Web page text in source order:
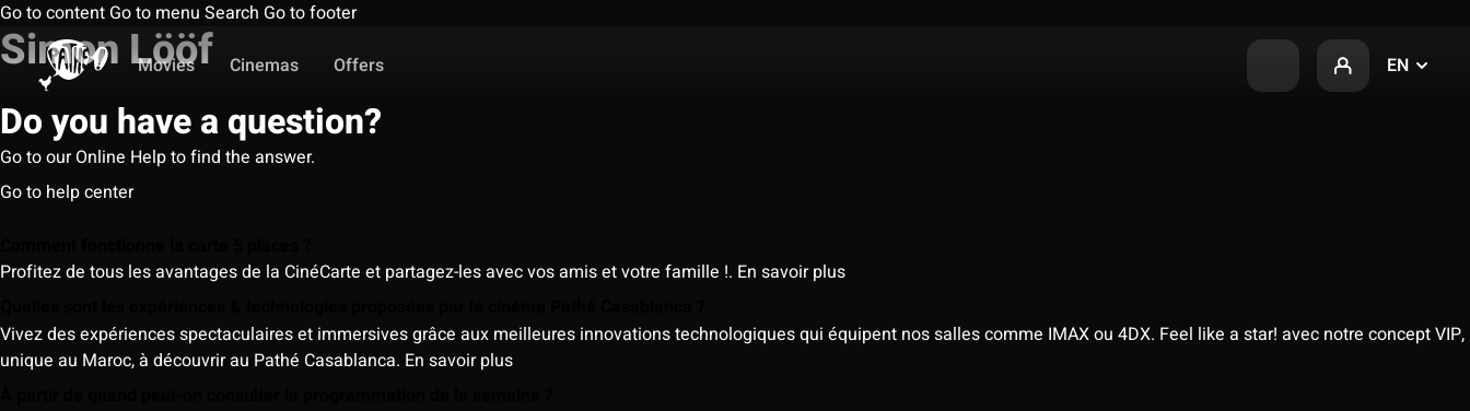
Go to content Go to menu Search Go to footer
Movies
Cinemas Offers EN
Simon Lööf
Do you have a question?
Go to our Online Help to find the answer.
Go to help center
Profitez de tous les avantages de la CinéCarte et partagez-les avec vos amis et votre famille !. En savoir plus
Vivez des expériences spectaculaires et immersives grâce aux meilleures innovations technologiques qui équipent nos salles comme IMAX ou 4DX. Feel like a star! avec notre concept VIP,
unique au Maroc, à découvrir au Pathé Casablanca. En savoir plus